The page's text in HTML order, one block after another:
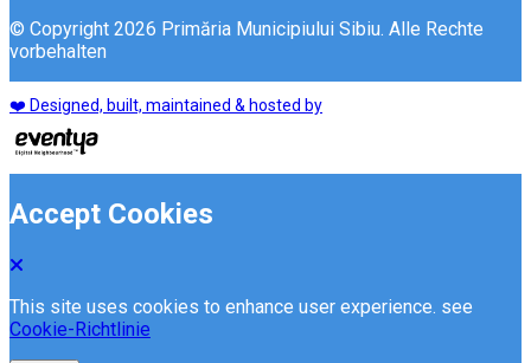
© Copyright 2026 Primăria Municipiului Sibiu. Alle Rechte
vorbehalten
❤️ Designed, built, maintained & hosted by
Accept Cookies
This site uses cookies to enhance user experience. see
Cookie-Richtlinie